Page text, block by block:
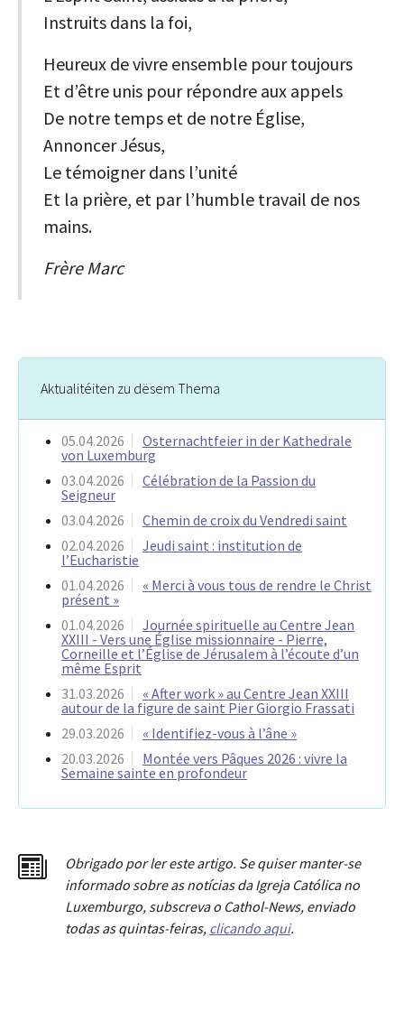
Instruits dans la foi,
Heureux de vivre ensemble pour toujours
Et d’être unis pour répondre aux appels
De notre temps et de notre Église,
Annoncer Jésus,
Le témoigner dans l’unité
Et la prière, et par l’humble travail de nos
mains.
Frère Marc
Aktualitéiten zu dësem Thema
05.04.2026
Osternachtfeier in der Kathedrale
von Luxemburg
03.04.2026
Célébration de la Passion du
Seigneur
03.04.2026
Chemin de croix du Vendredi saint
02.04.2026
Jeudi saint : institution de
l’Eucharistie
01.04.2026
« Merci à vous tous de rendre le Christ
présent »
01.04.2026
Journée spirituelle au Centre Jean
XXIII - Vers une Église missionnaire - Pierre,
Corneille et l’Église de Jérusalem à l’écoute d’un
même Esprit
31.03.2026
« After work » au Centre Jean XXIII
autour de la figure de saint Pier Giorgio Frassati
29.03.2026
« Identifiez-vous à l’âne »
20.03.2026
Montée vers Pâques 2026 : vivre la
Semaine sainte en profondeur
Obrigado por ler este artigo. Se quiser manter-se
informado sobre as notícias da Igreja Católica no
Luxemburgo, subscreva o Cathol-News, enviado
todas as quintas-feiras, clicando aqui.